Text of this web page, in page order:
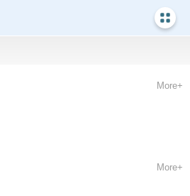
More+
More+